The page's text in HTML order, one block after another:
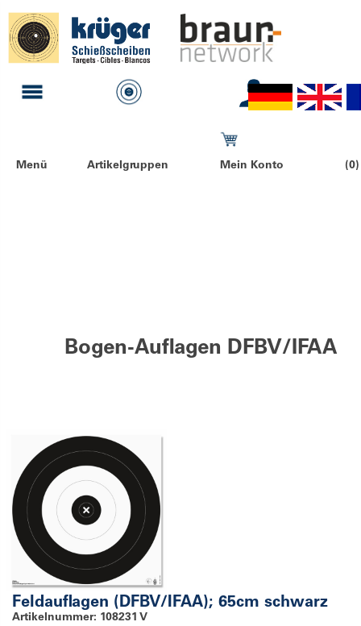
Menü Artikelgruppen Mein Konto
Bogen-Auflagen DFBV/IFAA
Feldauflagen (DFBV/IFAA); 65cm schwarz
Artikelnummer: 108231 V